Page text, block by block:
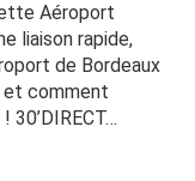
Aéroport
liaison rapide,
de Bordeaux
et comment